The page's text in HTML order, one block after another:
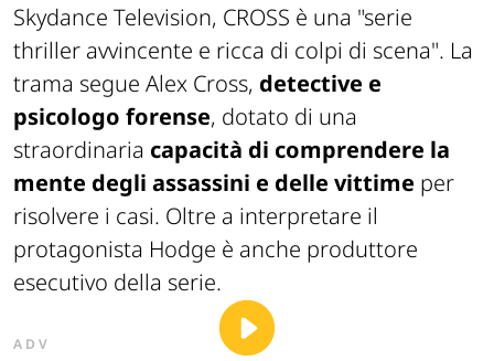
Skydance Television, CROSS è una "serie
thriller avvincente e ricca di colpi di scena". La
trama segue Alex Cross, detective e
psicologo forense, dotato di una
straordinaria capacità di comprendere la
mente degli assassini e delle vittime per
risolvere i casi. Oltre a interpretare il
protagonista Hodge è anche produttore
esecutivo della serie.
ADV